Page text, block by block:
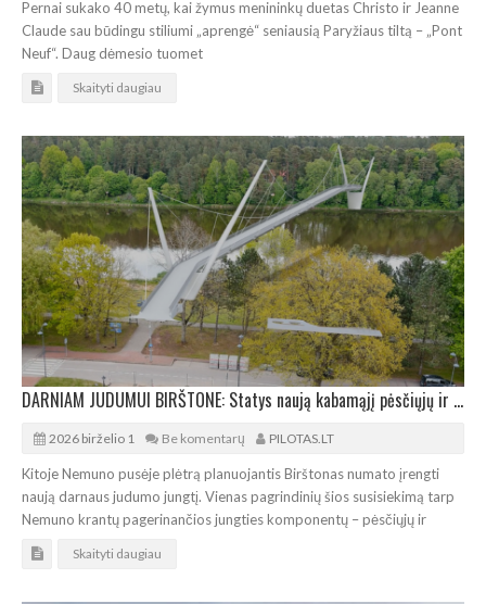
Pernai sukako 40 metų, kai žymus menininkų duetas Christo ir Jeanne
Claude sau būdingu stiliumi „aprengė“ seniausią Paryžiaus tiltą – „Pont
Neuf“. Daug dėmesio tuomet
Skaityti daugiau
DARNIAM JUDUMUI BIRŠTONE: Statys naują kabamąjį pėsčiųjų ir dviračių tiltą
2026 birželio 1 Be komentarų PILOTAS.LT
Kitoje Nemuno pusėje plėtrą planuojantis Birštonas numato įrengti
naują darnaus judumo jungtį. Vienas pagrindinių šios susisiekimą tarp
Nemuno krantų pagerinančios jungties komponentų – pėsčiųjų ir
Skaityti daugiau